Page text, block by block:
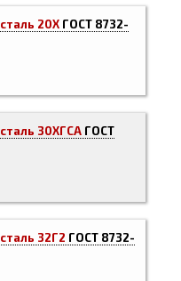
сталь 20Х ГОСТ 8732-
сталь 30ХГСА ГОСТ
сталь 32Г2 ГОСТ 8732-